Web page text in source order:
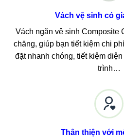
Vách vệ sinh có
Vách ngăn vệ sinh Composite
chăng, giúp bạn tiết kiệm chi
đặt nhanh chóng, tiết kiệm
trình…
Thân thiện với